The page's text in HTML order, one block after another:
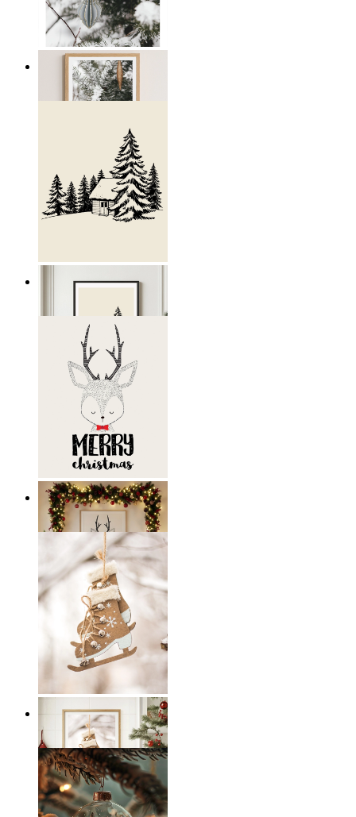
Winter Whispers
19,95 €
Nordic Retreat
Scandi Holiday Wall Art
Ab 14,95 €
Scandi Ice Charm
Ab
14,95 €